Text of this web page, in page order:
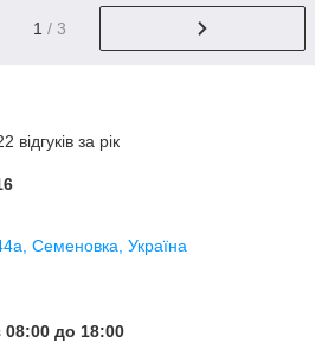
1 / 3
за рік
Семеновка, Україна
08:00 до 18:00